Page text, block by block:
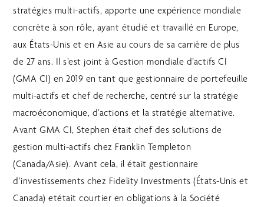
stratégies multi-actifs, apporte une expérience mondiale
concrète à son rôle, ayant étudié et travaillé en Europe,
aux États-Unis et en Asie au cours de sa carrière de plus
de 27 ans. Il s’est joint à Gestion mondiale d’actifs CI
(GMA CI) en 2019 en tant que gestionnaire de portefeuille
multi-actifs et chef de recherche, centré sur la stratégie
macroéconomique, d’actions et la stratégie alternative.
Avant GMA CI, Stephen était chef des solutions de
gestion multi-actifs chez Franklin Templeton
(Canada/Asie). Avant cela, il était gestionnaire
d’investissements chez Fidelity Investments (États-Unis et
Canada) etétait courtier en obligations à la Société